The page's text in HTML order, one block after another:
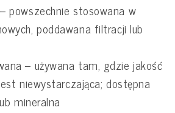
powszechnie stosowana w
poddawana filtracji lub
– używana tam, gdzie jakość
niewystarczająca; dostępna
mineralna